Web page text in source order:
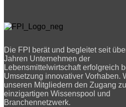
Die FPI berät und begleitet seit
Jahren Unternehmen der
Lebensmittelwirtschaft erfolgreich
Umsetzung innovativer Vorhaben.
unseren Mitgliedern den Zugang
einzigartigen Wissenspool und
Branchennetzwerk.